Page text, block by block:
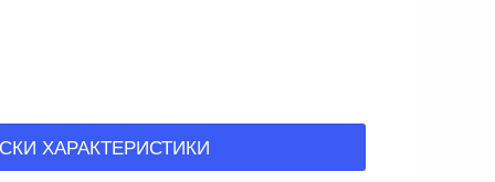
ХАРАКТЕРИСТИКИ